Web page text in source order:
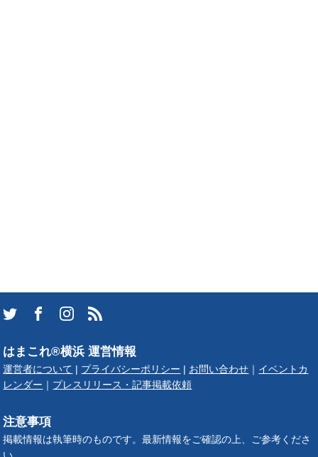
はまこれ®横浜 運営情報
運営者について プライバシーポリシー お問い合わせ
イベントカ
レンダー
プレスリリース・記事掲載依頼
注意事項
掲載情報は執筆時のものです。最新情報をご確認の上、ご参考くださ